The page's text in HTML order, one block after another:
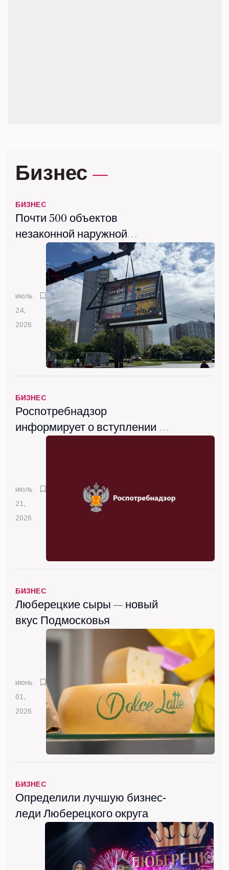
Бизнес
БИЗНЕС
Почти 500 объектов
незаконной наружной
рекламы демонтировали в
Люберцах с начала года
июль
24,
2026
БИЗНЕС
Роспотребнадзор
информирует о вступлении с
июль
21,
2026
БИЗНЕС
Люберецкие сыры — новый
вкус Подмосковья
июнь
01,
2026
БИЗНЕС
Определили лучшую бизнес-
леди Люберецкого округа